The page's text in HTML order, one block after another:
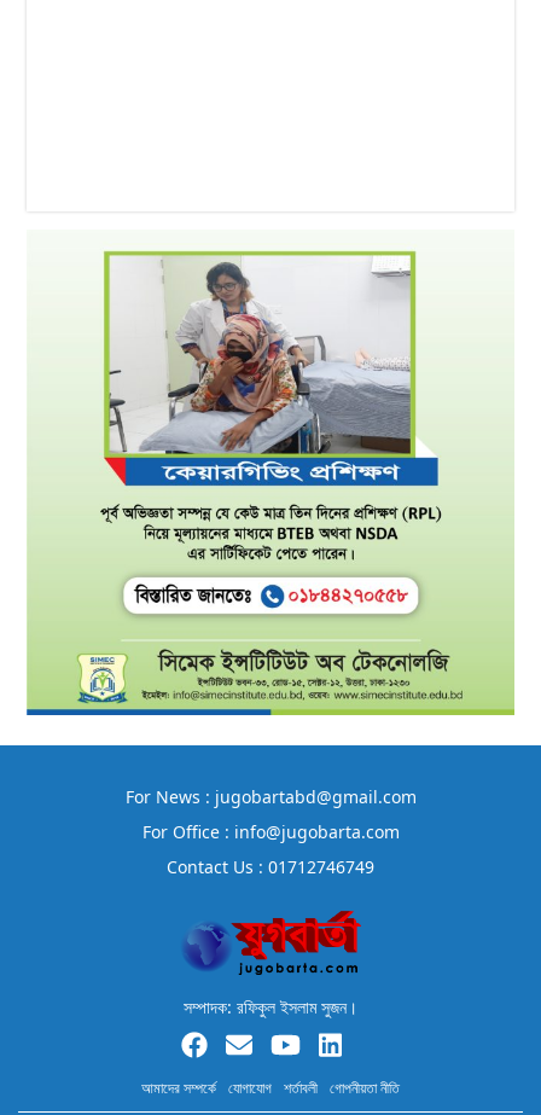
For News : jugobartabd@gmail.com
For Office : info@jugobarta.com
Contact Us : 01712746749
সম্পাদক: রফিকুল ইসলাম সুজন।
আমাদের সম্পর্কে যোগাযোগ শর্তাবলী গোপনীয়তা নীতি